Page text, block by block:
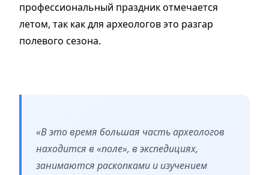
профессиональный праздник отмечается
летом, так как для археологов это разгар
полевого сезона.
«В это время большая часть археологов
находится в «поле», в экспедициях,
занимаются раскопками и изучением